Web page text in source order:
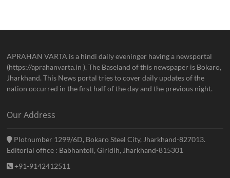
APRAHAN VARTA is a hindi daily eveninger having a newsportal
(https://aprahanvarta.in ). The Baseland of this newspaper is Bokaro,
Jharkhand. This News portal tries to cover daily updates of the
nation occurred in the first half of the day and the previous night.
Our Address
Plotnumber 1299/6D, Bokaro Steel City, Jharkhand-827013.
Editorial office : Babhantoli, Giridih, Jharkhand-815301
+91-9142412511